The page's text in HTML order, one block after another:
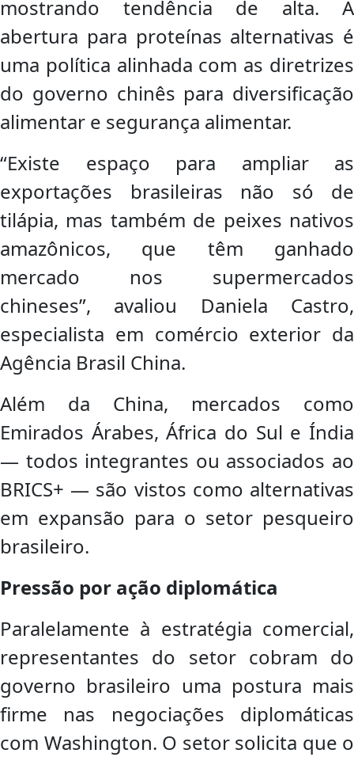
mostrando tendência de alta. A
abertura para proteínas alternativas é
uma política alinhada com as diretrizes
do governo chinês para diversificação
alimentar e segurança alimentar.
“Existe espaço para ampliar as
exportações brasileiras não só de
tilápia, mas também de peixes nativos
amazônicos, que têm ganhado
mercado nos supermercados
chineses”, avaliou Daniela Castro,
especialista em comércio exterior da
Agência Brasil China.
Além da China, mercados como
Emirados Árabes, África do Sul e Índia
— todos integrantes ou associados ao
BRICS+ — são vistos como alternativas
em expansão para o setor pesqueiro
brasileiro.
Pressão por ação diplomática
Paralelamente à estratégia comercial,
representantes do setor cobram do
governo brasileiro uma postura mais
firme nas negociações diplomáticas
com Washington. O setor solicita que o